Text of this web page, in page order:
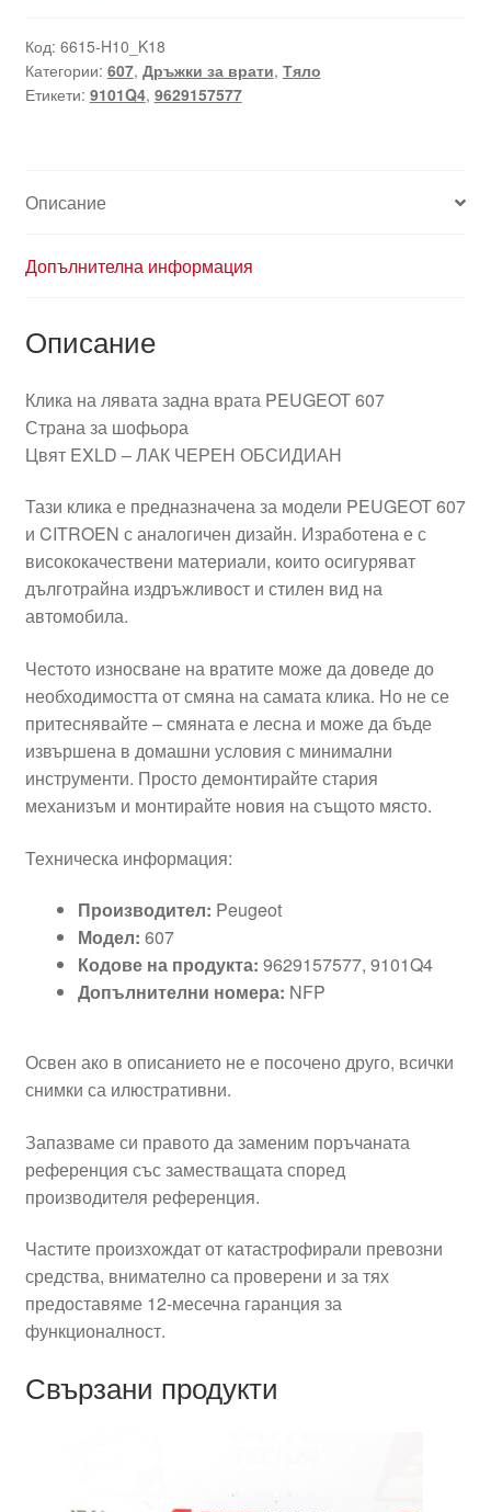
Код: 6615-H10_K18
Категории: 607, Дръжки за врати, Тяло
Етикети: 9101Q4, 9629157577
Описание
Допълнителна информация
Описание
Клика на лявата задна врата PEUGEOT 607
Страна за шофьора
Цвят EXLD – ЛАК ЧЕРЕН ОБСИДИАН
Тази клика е предназначена за модели PEUGEOT 607
и CITROEN с аналогичен дизайн. Изработена е с
висококачествени материали, които осигуряват
дълготрайна издръжливост и стилен вид на
автомобила.
Честото износване на вратите може да доведе до
необходимостта от смяна на самата клика. Но не се
притеснявайте – смяната е лесна и може да бъде
извършена в домашни условия с минимални
инструменти. Просто демонтирайте стария
механизъм и монтирайте новия на същото място.
Техническа информация:
Производител: Peugeot
Модел: 607
Кодове на продукта: 9629157577, 9101Q4
Допълнителни номера: NFP
Освен ако в описанието не е посочено друго, всички
снимки са илюстративни.
Запазваме си правото да заменим поръчаната
референция със заместващата според
производителя референция.
Частите произхождат от катастрофирали превозни
средства, внимателно са проверени и за тях
предоставяме 12-месечна гаранция за
функционалност.
Свързани продукти